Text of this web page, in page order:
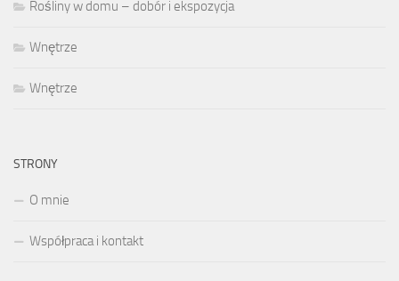
Rośliny w domu – dobór i ekspozycja
Wnętrze
Wnętrze
STRONY
O mnie
Współpraca i kontakt